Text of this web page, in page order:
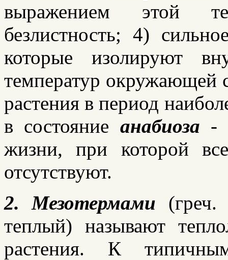
выражением этой
безлистность; 4)
которые изолируют
температур окружающей
растения в период
в состояние анабиоза -
жизни, при которой
отсутствуют.
2. Мезотермами
теплый) называют
растения. К